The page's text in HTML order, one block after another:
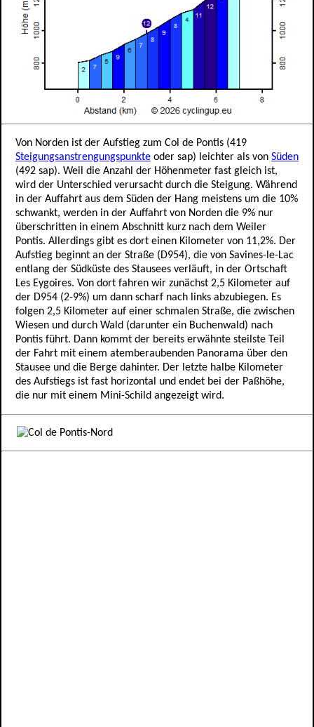
Von Norden ist der Aufstieg zum Col de Pontis (419
Steigungsanstrengungspunkte oder sap) leichter als von Süden
(492 sap). Weil die Anzahl der Höhenmeter fast gleich ist,
wird der Unterschied verursacht durch die Steigung. Während
in der Auffahrt aus dem Süden der Hang meistens um die 10%
schwankt, werden in der Auffahrt von Norden die 9% nur
überschritten in einem Abschnitt kurz nach dem Weiler
Pontis. Allerdings gibt es dort einen Kilometer von 11,2%. Der
Aufstieg beginnt an der Straße (D954), die von Savines-le-Lac
entlang der Südküste des Stausees verläuft, in der Ortschaft
Les Eygoires. Von dort fahren wir zunächst 2,5 Kilometer auf
der D954 (2-9%) um dann scharf nach links abzubiegen. Es
folgen 2,5 Kilometer auf einer schmalen Straße, die zwischen
Wiesen und durch Wald (darunter ein Buchenwald) nach
Pontis führt. Dann kommt der bereits erwähnte steilste Teil
der Fahrt mit einem atemberaubenden Panorama über den
Stausee und die Berge dahinter. Der letzte halbe Kilometer
des Aufstiegs ist fast horizontal und endet bei der Paßhöhe,
die nur mit einem Mini-Schild angezeigt wird.